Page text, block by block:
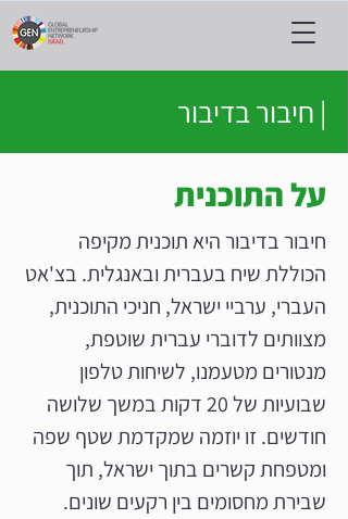
| חיבור בדיבור
על התוכנית
חיבור בדיבור היא תוכנית מקיפה
הכוללת שיח בעברית ובאנגלית. בצ'אט
העברי, ערביי ישראל, חניכי התוכנית,
מצוותים לדוברי עברית שוטפת,
מנטורים מטעמנו, לשיחות טלפון
שבועיות של 20 דקות במשך שלושה
חודשים. זו יוזמה שמקדמת שטף שפה
ומטפחת קשרים בתוך ישראל, תוך
שבירת מחסומים בין רקעים שונים.